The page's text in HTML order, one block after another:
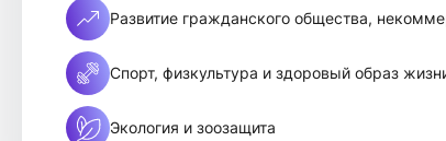
Развитие гражданского общества,
Спорт, физкультура и здоровый образ
Экология и зоозащита